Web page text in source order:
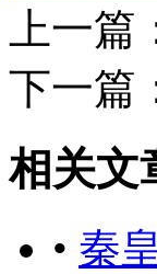
上一篇
下一篇
相关文
• 秦